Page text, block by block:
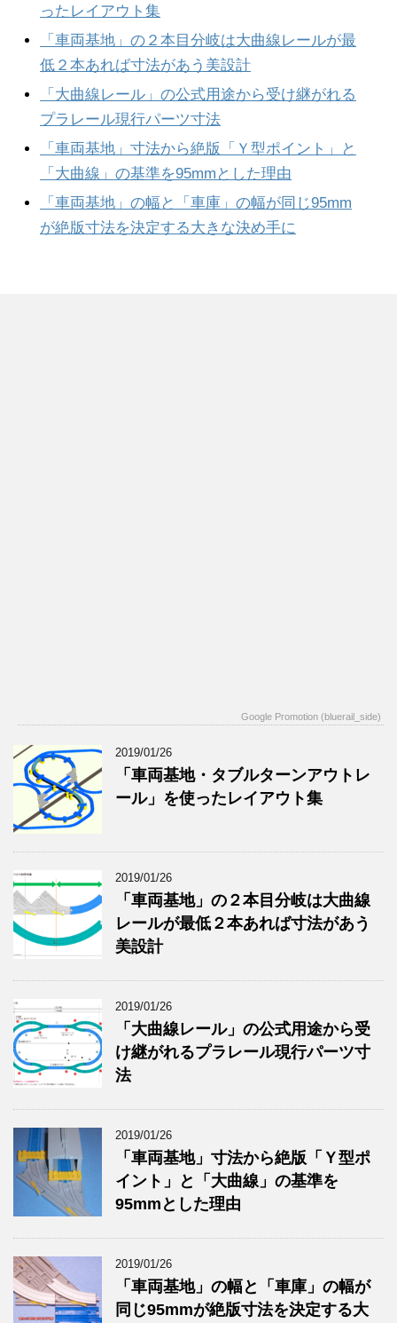
ったレイアウト集
「車両基地」の２本目分岐は大曲線レールが最
低２本あれば寸法があう美設計
「大曲線レール」の公式用途から受け継がれる
プラレール現行パーツ寸法
「車両基地」寸法から絶版「Ｙ型ポイント」と
「大曲線」の基準を95mmとした理由
「車両基地」の幅と「車庫」の幅が同じ95mm
が絶版寸法を決定する大きな決め手に
Google Promotion (bluerail_side)
2019/01/26
「車両基地・タブルターンアウトレ
ール」を使ったレイアウト集
2019/01/26
「車両基地」の２本目分岐は大曲線
レールが最低２本あれば寸法があう
美設計
2019/01/26
「大曲線レール」の公式用途から受
け継がれるプラレール現行パーツ寸
法
2019/01/26
「車両基地」寸法から絶版「Ｙ型ポ
イント」と「大曲線」の基準を
95mmとした理由
2019/01/26
「車両基地」の幅と「車庫」の幅が
同じ95mmが絶版寸法を決定する大